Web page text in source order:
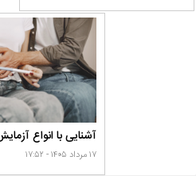
۱۷ مرداد ۱۴۰۵ - ۱۷:۵۲